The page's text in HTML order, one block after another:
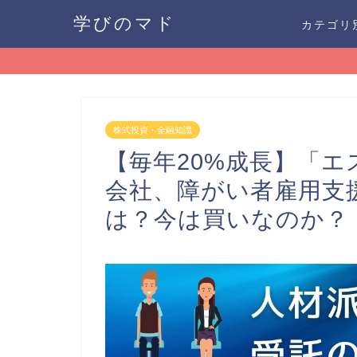
学びのマド カテゴ
株式投資・金融知識
【毎年20%成長】「
会社、障がい者雇用支
は？今は買いなのか？